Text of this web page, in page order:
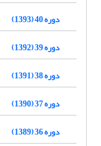
دوره 40 (1393)
دوره 39 (1392)
دوره 38 (1391)
دوره 37 (1390)
دوره 36 (1389)